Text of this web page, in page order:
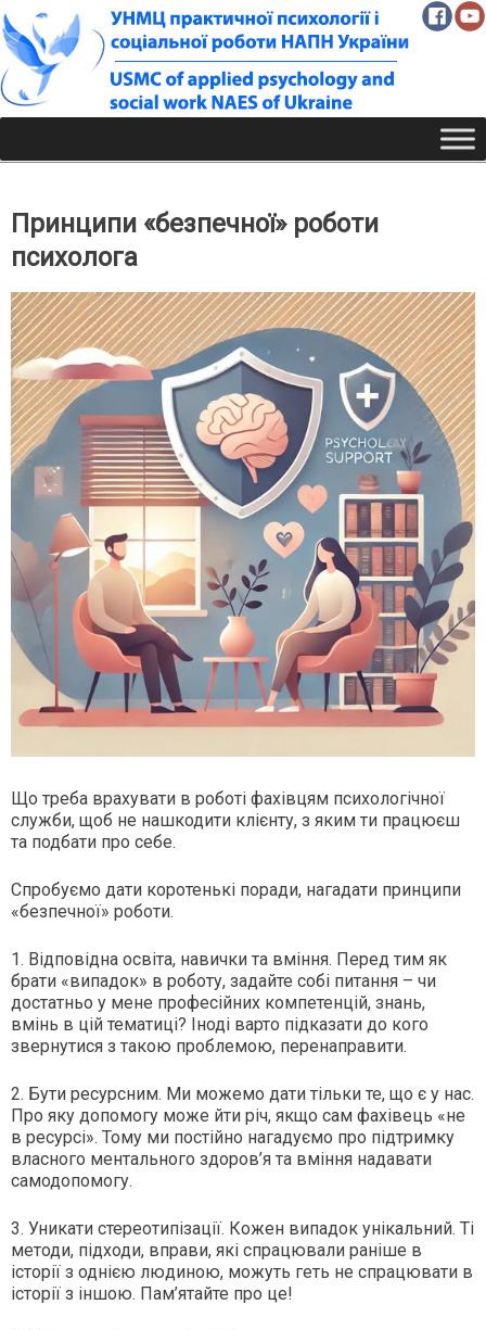
Skip
to
content
Принципи «безпечної» роботи
психолога
Що треба врахувати в роботі фахівцям психологічної
служби, щоб не нашкодити клієнту, з яким ти працюєш
та подбати про себе.
Спробуємо дати коротенькі поради, нагадати принципи
«безпечної» роботи.
1. Відповідна освіта, навички та вміння. Перед тим як
брати «випадок» в роботу, задайте собі питання – чи
достатньо у мене професійних компетенцій, знань,
вмінь в цій тематиці? Іноді варто підказати до кого
звернутися з такою проблемою, перенаправити.
2. Бути ресурсним. Ми можемо дати тільки те, що є у нас.
Про яку допомогу може йти річ, якщо сам фахівець «не
в ресурсі». Тому ми постійно нагадуємо про підтримку
власного ментального здоров’я та вміння надавати
самодопомогу.
3. Уникати стереотипізації. Кожен випадок унікальний. Ті
методи, підходи, вправи, які спрацювали раніше в
історії з однією людиною, можуть геть не спрацювати в
історії з іншою. Пам’ятайте про це!